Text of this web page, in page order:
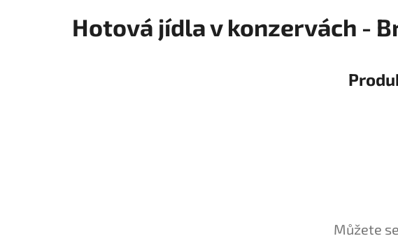
Hotová jídla v konzervách -
Můžete